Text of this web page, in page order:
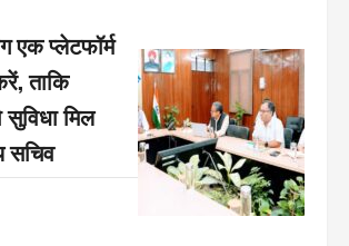
एक प्लेटफॉर्म
ताकि
मिल